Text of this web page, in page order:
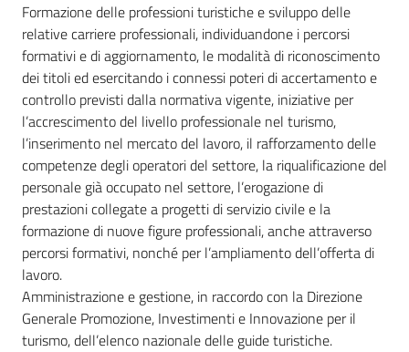
Formazione delle professioni turistiche e sviluppo delle
relative carriere professionali, individuandone i percorsi
formativi e di aggiornamento, le modalità di riconoscimento
dei titoli ed esercitando i connessi poteri di accertamento e
controllo previsti dalla normativa vigente, iniziative per
l’accrescimento del livello professionale nel turismo,
l’inserimento nel mercato del lavoro, il rafforzamento delle
competenze degli operatori del settore, la riqualificazione del
personale già occupato nel settore, l’erogazione di
prestazioni collegate a progetti di servizio civile e la
formazione di nuove figure professionali, anche attraverso
percorsi formativi, nonché per l’ampliamento dell’offerta di
lavoro.
Amministrazione e gestione, in raccordo con la Direzione
Generale Promozione, Investimenti e Innovazione per il
turismo, dell’elenco nazionale delle guide turistiche.